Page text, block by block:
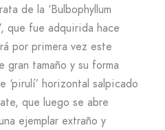
de la ‘Bulbophyllum
que fue adquirida hace
por primera vez este
gran tamaño y su forma
‘pirulí’ horizontal salpicado
que luego se abre
ejemplar extraño y